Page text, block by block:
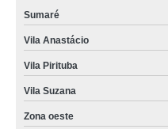
Sumaré
Vila Anastácio
Vila Pirituba
Vila Suzana
Zona oeste